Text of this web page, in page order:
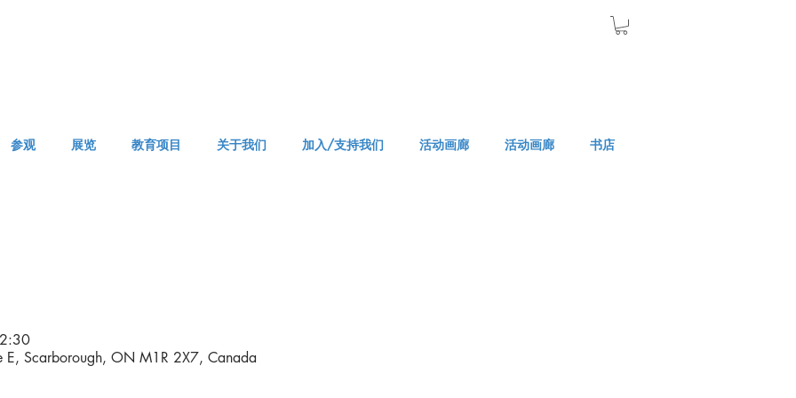
参观 展览 教育项目 关于我们 加入/支持我们 活动画廊 活动画廊 书店
E, Scarborough, ON M1R 2X7, Canada